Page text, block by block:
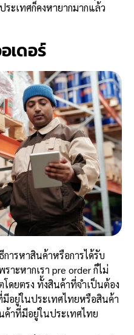
ะเทศก็คงหายากมากแล้ว
เดอร์
ารหาสินค้าหรือการได้รับ
าะหากเรา pre order ก็ไม่
โดยตรง ทั้งสินค้าที่จำเป็นต้อง
อยู่ในประเทศไทยหรือสินค้า
ค้าที่มีอยู่ในประเทศไทย